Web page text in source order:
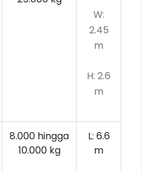
W:
2.45
m
H: 2.6
m
8.000 hingga
10.000kg
L: 6.6
m